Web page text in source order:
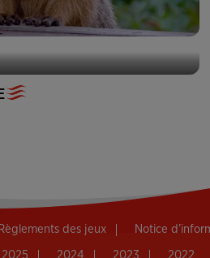
Règlements des jeux Notice
2025 2024 2023 2022